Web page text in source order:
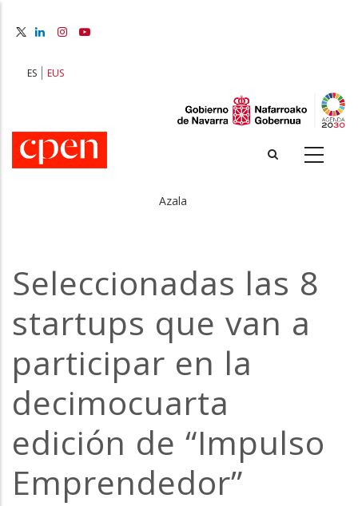
content
ES EUS
Azala
Seleccionadas las 8
startups que van a
participar en la
decimocuarta
edición de “Impulso
Emprendedor”